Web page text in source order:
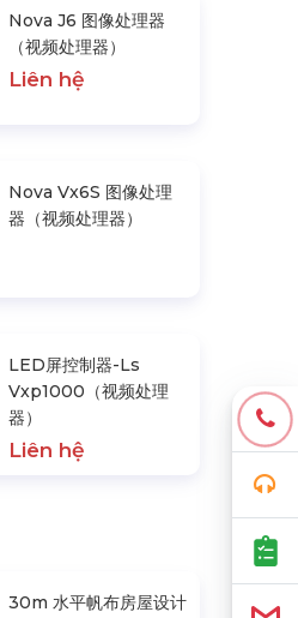
Nova J6 图像处理器
（视频处理器）
Liên hệ
Nova Vx6S 图像处理
器（视频处理器）
LED屏控制器-Ls
Vxp1000（视频处理
器）
Liên hệ
30m 水平帆布房屋设计